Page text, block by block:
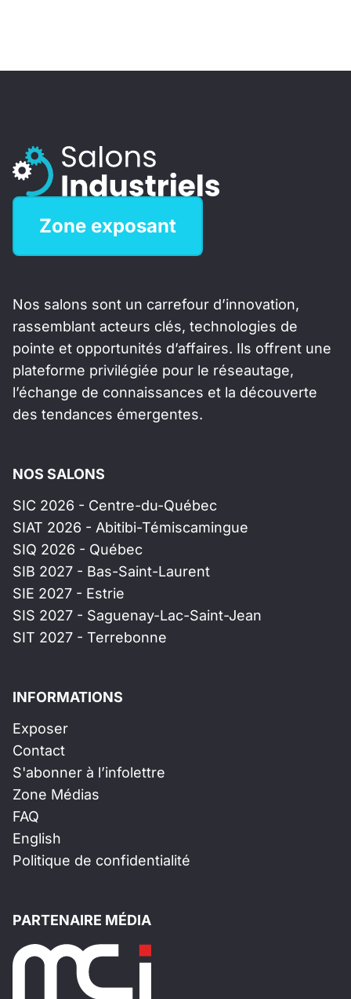
Zone exposant
Nos salons sont un carrefour d’innovation,
rassemblant acteurs clés, technologies de
pointe et opportunités d’affaires. Ils offrent une
plateforme privilégiée pour le réseautage,
l’échange de connaissances et la découverte
des tendances émergentes.
NOS SALONS
SIC 2026 - Centre-du-Québec
SIAT 2026 - Abitibi-Témiscamingue
SIQ 2026 - Québec
SIB 2027 - Bas-Saint-Laurent
SIE 2027 - Estrie
SIS 2027 - Saguenay-Lac-Saint-Jean
SIT 2027 - Terrebonne
INFORMATIONS
Exposer
Contact
S'abonner à l’infolettre
Zone Médias
FAQ
English
Politique de confidentialité
PARTENAIRE MÉDIA